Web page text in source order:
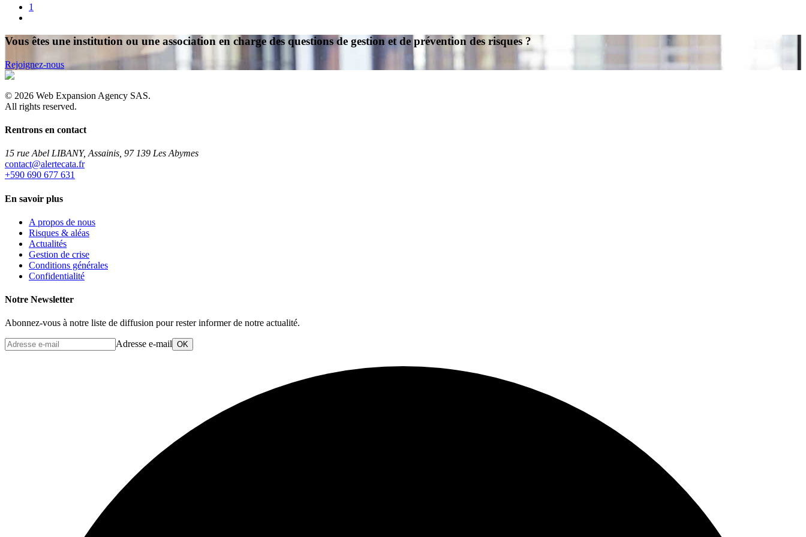
1
Vous êtes une institution ou une association en charge des questions de gestion et de prévention des risques ?
Rejoignez-nous
© 2026 Web Expansion Agency SAS.
All rights reserved.
Rentrons en contact
15 rue Abel LIBANY, Assainis, 97 139 Les Abymes
rf.atacetrela@tcatnoc
+590 690 677 631
En savoir plus
A propos de nous
Risques & aléas
Actualités
Gestion de crise
Conditions générales
Confidentialité
Notre Newsletter
Abonnez-vous à notre liste de diffusion pour rester informer de notre actualité.
Adresse e-mail